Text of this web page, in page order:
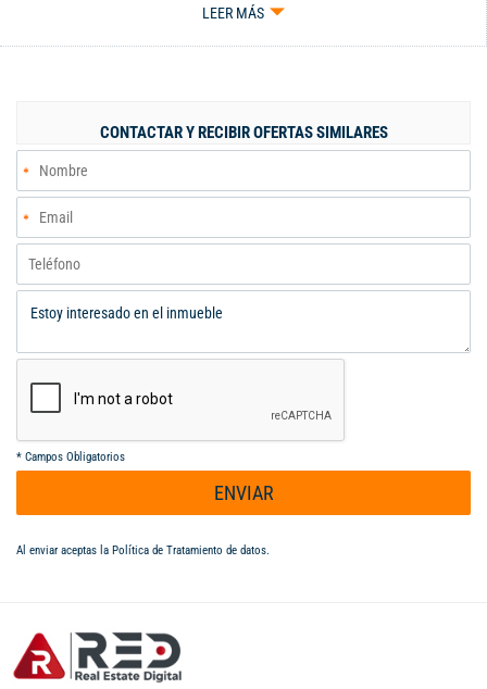
recepción, 25 amplios salones iluminados con puertas
independientes, 15 oficinas privadas de 12 m² cada una,
proporcionando seguridad y accesibilidad. La buena altura en
cada piso permite un ambiente fresco y bien iluminado además
la edificación tiene espacio para adecuar ascensor con
capacidad de hasta 10 personas. Su ubicación es privilegiada,
cerca de la Clínica Imbanaco, el Centro Comercial Éxito,
MallPlaza el Hospital Universitario del Valle, el Estadio Pascual
Guerrero y otros servicios esenciales, lo que lo hace ideal para
clínicas, bancos, instituciones educat
LEER MÁS
CONTACTAR Y RECIBIR OFERTAS SIMILARES
* Campos Obligatorios
ENVIAR
Al enviar aceptas la Política de Tratamiento de datos.